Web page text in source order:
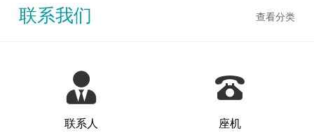
查看分类
联系我们
联系人 座机